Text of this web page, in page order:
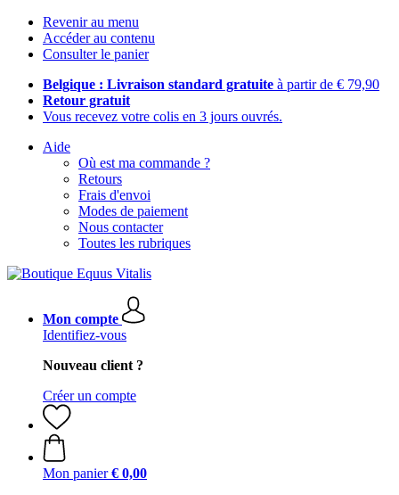
Revenir au menu
Accéder au contenu
Consulter le panier
Belgique : Livraison standard gratuite à partir de € 79,90
Retour gratuit
Vous recevez votre colis en 3 jours ouvrés.
Aide
Où est ma commande ?
Retours
Frais d'envoi
Modes de paiement
Nous contacter
Toutes les rubriques
Mon compte
Identifiez-vous
Nouveau client ?
Créer un compte
Mon panier € 0,00